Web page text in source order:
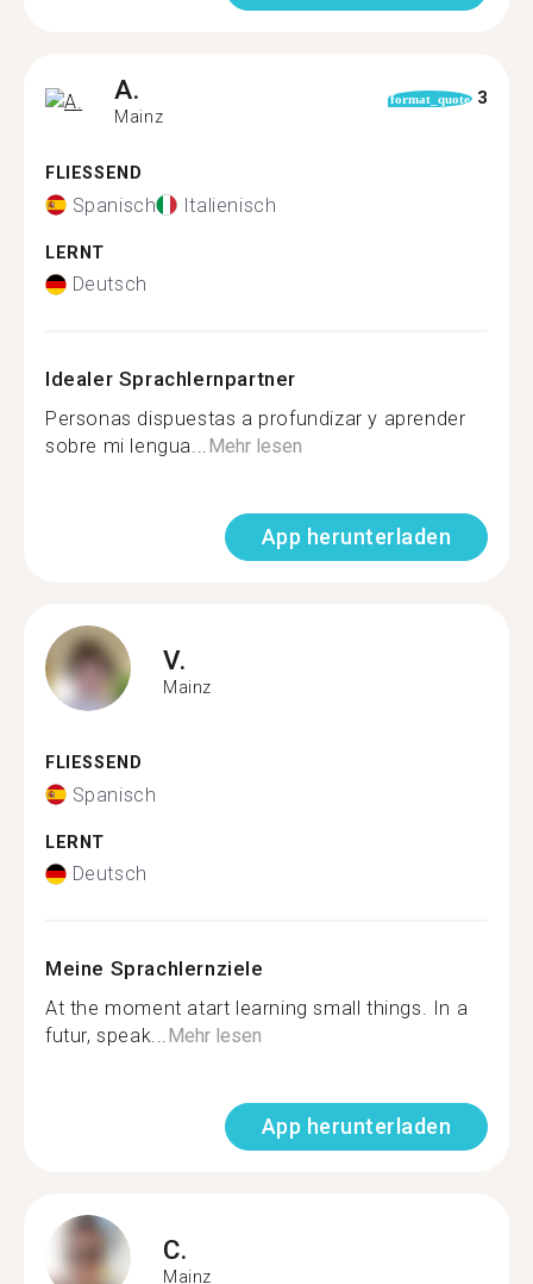
A.
Mainz
format_quote 3
FLIESSEND
Spanisch Italienisch
LERNT
Deutsch
Idealer Sprachlernpartner
Personas dispuestas a profundizar y aprender
sobre mi lengua...Mehr lesen
App herunterladen
V.
Mainz
FLIESSEND
Spanisch
LERNT
Deutsch
Meine Sprachlernziele
At the moment atart learning small things. In a
futur, speak...Mehr lesen
App herunterladen
C.
Mainz